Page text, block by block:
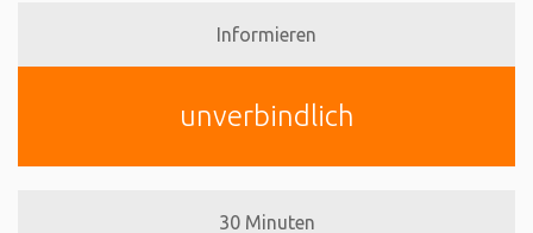
Informieren
unverbindlich
30 Minuten